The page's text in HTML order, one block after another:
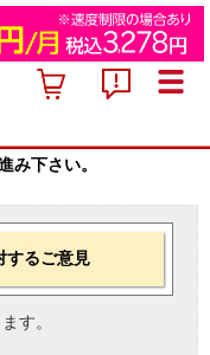
み下さい。
するご意見
す。